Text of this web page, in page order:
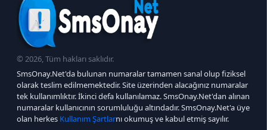
© 2026, Tüm hakları saklıdır.
SmsOnay.Net'da bulunan numaralar tamamen sanal olup fiziksel
olarak teslim edilmemektedir. Site üzerinden alacağınız numaralar
tek kullanımlıktır. İkinci defa kullanılamaz. SmsOnay.Net'dan alınan
numaralar kullanıcının sorumluluğu altındadır. SmsOnay.Net'a üye
olan herkes Kullanım Şartlarnı okumuş ve kabul etmiş sayılır.